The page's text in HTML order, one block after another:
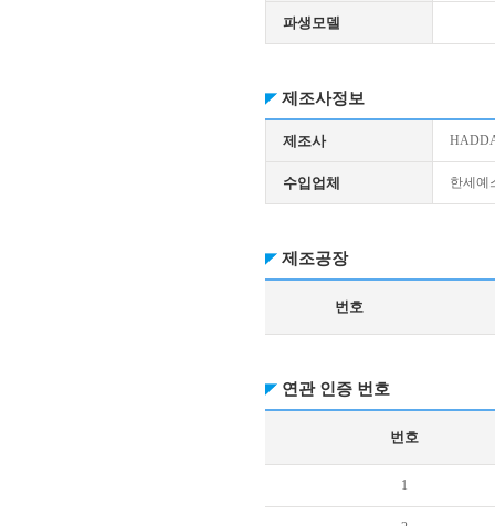
파생모델
제조사정보
제조사
수입업체 한세예
제조공장
번호
연관 인증 번호
번호
1